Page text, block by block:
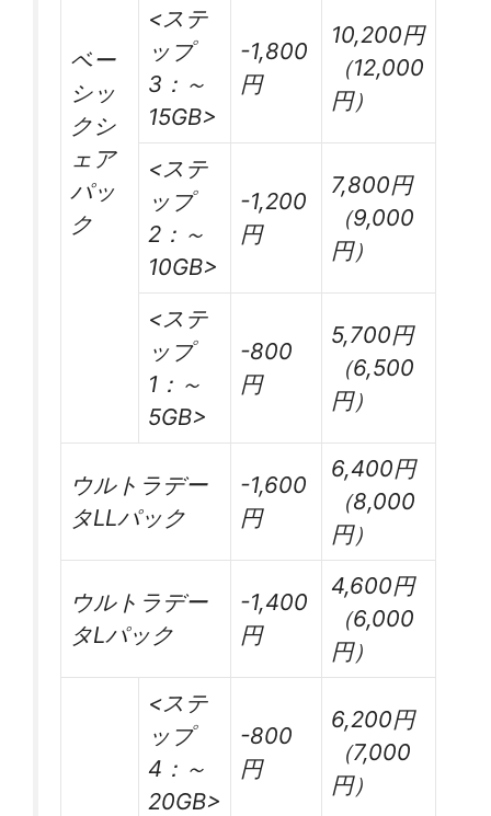
ベー
シッ
クシ
ェア
パッ
ク
<ステ
ップ
3：～
15GB>
-1,800
円
10,200円
（12,000
円）
<ステ
ップ
2：～
10GB>
-1,200
円
7,800円
（9,000
円）
<ステ
ップ
1：～
5GB>
-800
円
5,700円
（6,500
円）
ウルトラデー
タLLパック
-1,600
円
6,400円
（8,000
円）
ウルトラデー
タLパック
-1,400
円
4,600円
（6,000
円）
<ステ
ップ
4：～
20GB>
-800
円
6,200円
（7,000
円）